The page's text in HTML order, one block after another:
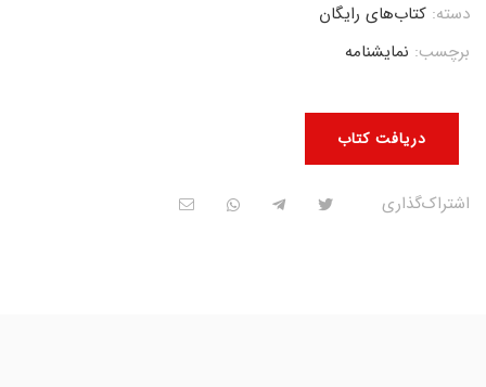
دریافت کتاب
دسته: کتاب‌های رایگان
برچسب: نمایشنامه
اشتراک‌گذاری